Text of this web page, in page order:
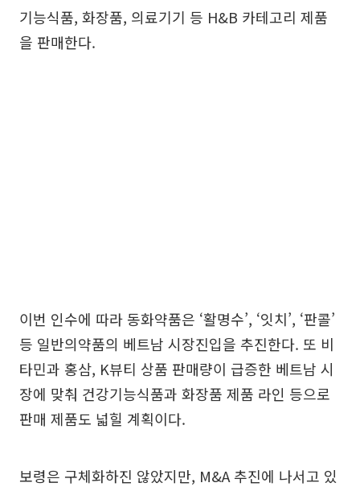
기능식품, 화장품, 의료기기 등 H&B 카테고리 제품
을 판매한다.
이번 인수에 따라 동화약품은 ‘활명수’, ‘잇치’, ‘판콜’
등 일반의약품의 베트남 시장진입을 추진한다. 또 비
타민과 홍삼, K뷰티 상품 판매량이 급증한 베트남 시
장에 맞춰 건강기능식품과 화장품 제품 라인 등으로
판매 제품도 넓힐 계획이다.
보령은 구체화하진 않았지만, M&A 추진에 나서고 있